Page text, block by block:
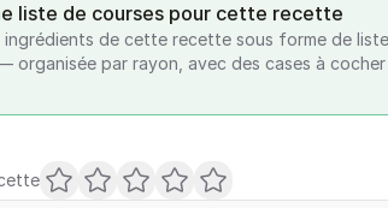
liste de courses pour cette recette
ingrédients de cette recette sous forme de
organisée par rayon, avec des cases à